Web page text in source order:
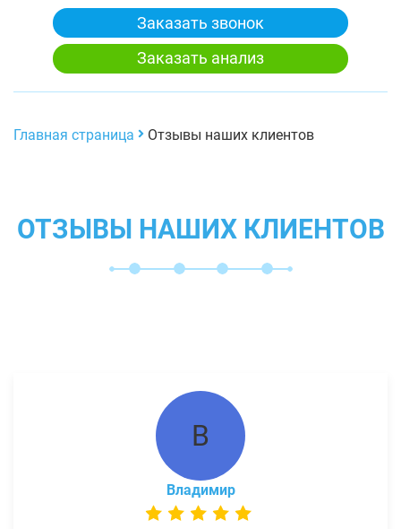
Заказать звонок
Заказать анализ
Главная страница Отзывы наших клиентов
ОТЗЫВЫ НАШИХ КЛИЕНТОВ
В
Владимир